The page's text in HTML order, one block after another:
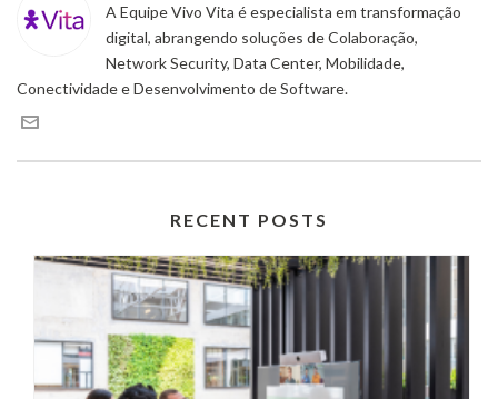
A Equipe Vivo Vita é especialista em transformação
digital, abrangendo soluções de Colaboração,
Network Security, Data Center, Mobilidade,
Conectividade e Desenvolvimento de Software.
RECENT POSTS